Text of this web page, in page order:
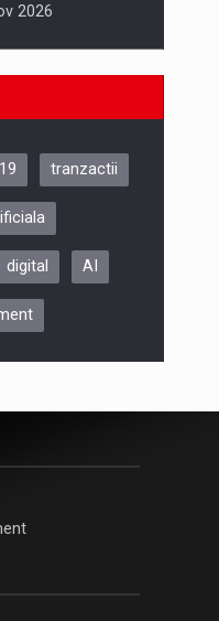
2026
Happen!, CLUJ, 9
8
tranzactii
digital AI